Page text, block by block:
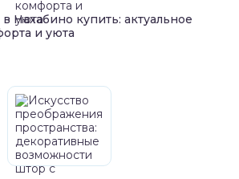
Нахабино купить: актуальное
и уюта